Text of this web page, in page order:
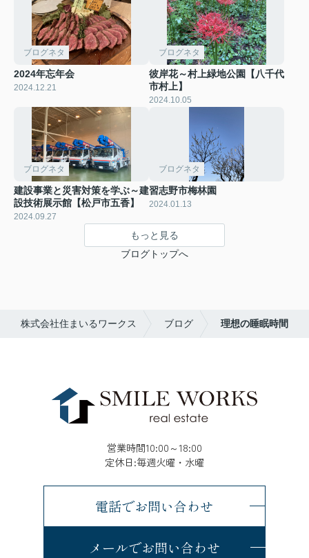
ブログネタ
2024年忘年会
2024.12.21
ブログネタ
彼岸花～村上緑地公園【八千代
市村上】
2024.10.05
ブログネタ
建設事業と災害対策を学ぶ～建
設技術展示館【松戸市五香】
2024.09.27
ブログネタ
習志野市梅林園
2024.01.13
もっと見る
ブログトップへ
株式会社住まいるワークス ブログ 理想の睡眠時間
営業時間10:00～18:00
定休日:毎週火曜・水曜
電話でお問い合わせ
メールでお問い合わせ